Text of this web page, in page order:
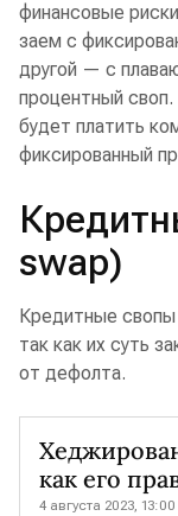
финансовые
заем с
другой — с
процентный
будет платить
фиксированный
swap)
Кредитные
так как их суть
от дефолта.
как его
4 августа 2023, 13:00